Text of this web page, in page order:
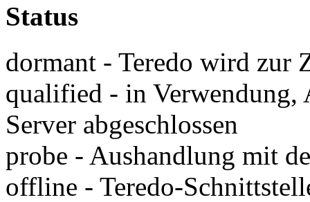
Status
dormant - Teredo wird zur
qualified - in Verwendung,
Server abgeschlossen
probe - Aushandlung mit
offline - Teredo-